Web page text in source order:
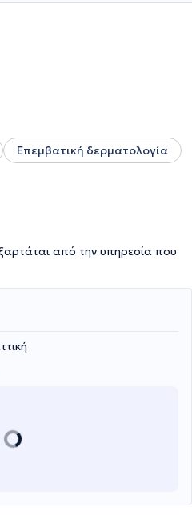
Επεμβατική δερματολογία
από την υπηρεσία που